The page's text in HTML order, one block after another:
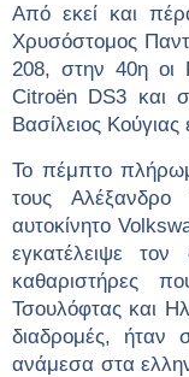
Από εκεί και
Χρυσόστομος
208, στην 40η οι
Citroën DS3 και
Bασίλειος
Το πέμπτο
τους
αυτοκίνητο
εγκατέλειψε
καθαριστήρες
Τσουλόφτας και
διαδρομές, ήταν
ανάμεσα στα